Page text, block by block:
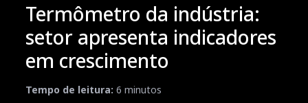
Termômetro da indústria:
setor apresenta indicadores
em crescimento
Tempo de leitura: 6 minutos